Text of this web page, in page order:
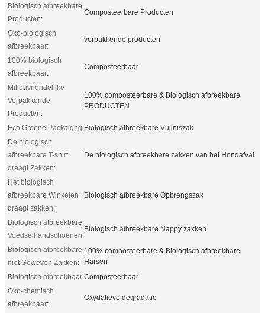
Biologisch afbreekbare
Producten:
Composteerbare Producten
Oxo-biologisch
afbreekbaar:
verpakkende producten
100% biologisch
afbreekbaar:
Composteerbaar
Milieuvriendelijke
Verpakkende
Producten:
100% composteerbare & Biologisch afbreekbare
PRODUCTEN
Eco Groene Packaigng:Biologisch afbreekbare Vuilniszak
De biologisch
afbreekbare T-shirt
draagt Zakken:
De biologisch afbreekbare zakken van het Hondafval
Het biologisch
afbreekbare Winkelen
draagt zakken:
Biologisch afbreekbare Opbrengszak
Biologisch afbreekbare
Voedselhandschoenen:
Biologisch afbreekbare Nappy zakken
Biologisch afbreekbare
niet Geweven Zakken:
100% composteerbare & Biologisch afbreekbare
Harsen
Biologisch afbreekbaar:Composteerbaar
Oxo-chemisch
afbreekbaar:
Oxydatieve degradatie